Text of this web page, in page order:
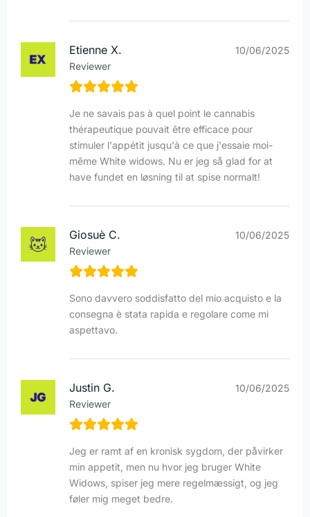
Etienne X.
Reviewer
10/06/2025
Je ne savais pas à quel point le cannabis
thérapeutique pouvait être efficace pour
stimuler l'appétit jusqu'à ce que j'essaie moi-
même White widows. Nu er jeg så glad for at
have fundet en løsning til at spise normalt!
Giosuè C.
Reviewer
10/06/2025
Sono davvero soddisfatto del mio acquisto e la
consegna è stata rapida e regolare come mi
aspettavo.
Justin G.
Reviewer
10/06/2025
Jeg er ramt af en kronisk sygdom, der påvirker
min appetit, men nu hvor jeg bruger White
Widows, spiser jeg mere regelmæssigt, og jeg
føler mig meget bedre.